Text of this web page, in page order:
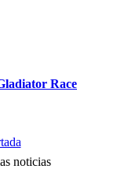
Race
noticias